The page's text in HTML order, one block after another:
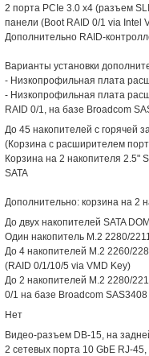
2 порта PCIe 3.0 x4 (разъем
панели (Boot RAID 0/1 via Intel
Дополнительно RAID-
Варианты установки
- Низкопрофильная плата
- Низкопрофильная плата
RAID 0/1, на базе Broadcom
До 45 накопителей с горячей
(Корзина с расширителем
Корзина на 2 накопителя 2.5"
SATA
Дополнительно: корзина на 2
До двух накопителей SATA
Один накопитель M.2 2280/
До 4 накопителей M.2 2260/
(RAID 0/1/10/5 via VMD Key)
До 2 накопителей M.2 2280/
0/1 на базе Broadcom SAS3408
Нет
Видео-разъем DB-15, на
2 сетевых порта 10 GbE RJ-